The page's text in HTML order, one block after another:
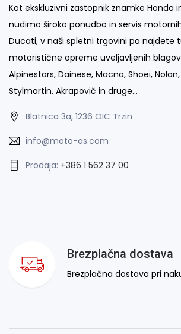
Kot ekskluzivni zastopnik znamke Honda
nudimo široko ponudbo in servis
Ducati, v naši spletni trgovini pa najdete
motoristične opreme uveljavljenih
Alpinestars, Dainese, Macna, Shoei,
Stylmartin, Akrapovič in druge…
Blatnica 3a, 1236 OIC Trzin
info@moto-as.com
Prodaja: +386 1 562 37 00
Brezplačna dostava
Brezplačna dostava pri